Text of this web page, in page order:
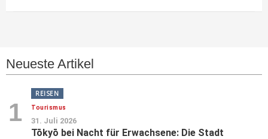
Neueste Artikel
1
REISEN
Tourismus
31. Juli 2026
Tōkyō bei Nacht für Erwachsene: Die Stadt